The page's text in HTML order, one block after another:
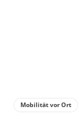
Mobilität vor Ort